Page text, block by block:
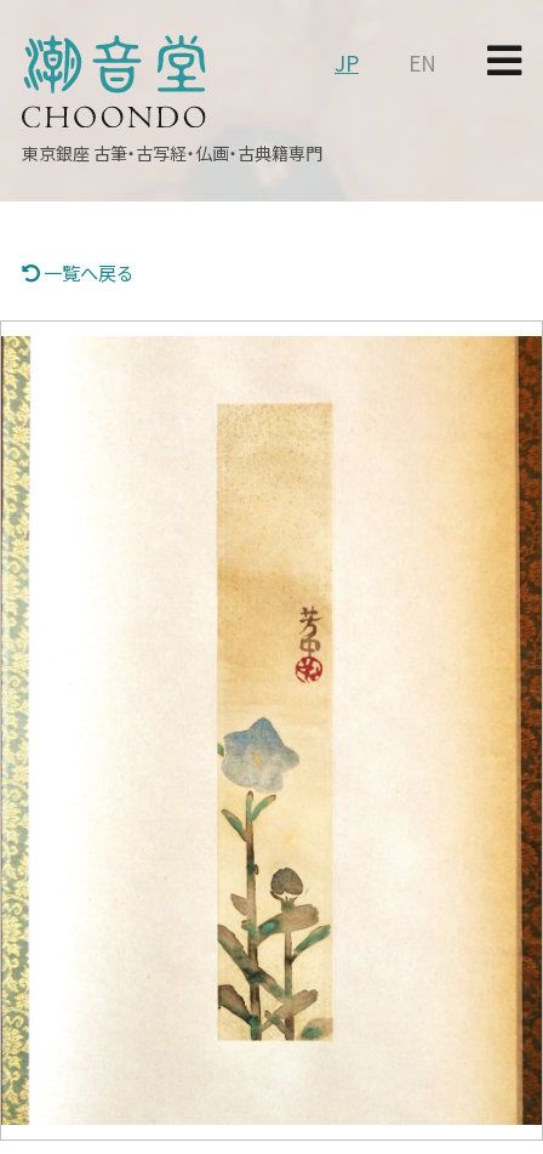
東京銀座 古筆・古写経・仏画・古典籍専門
JP EN
一覧へ戻る